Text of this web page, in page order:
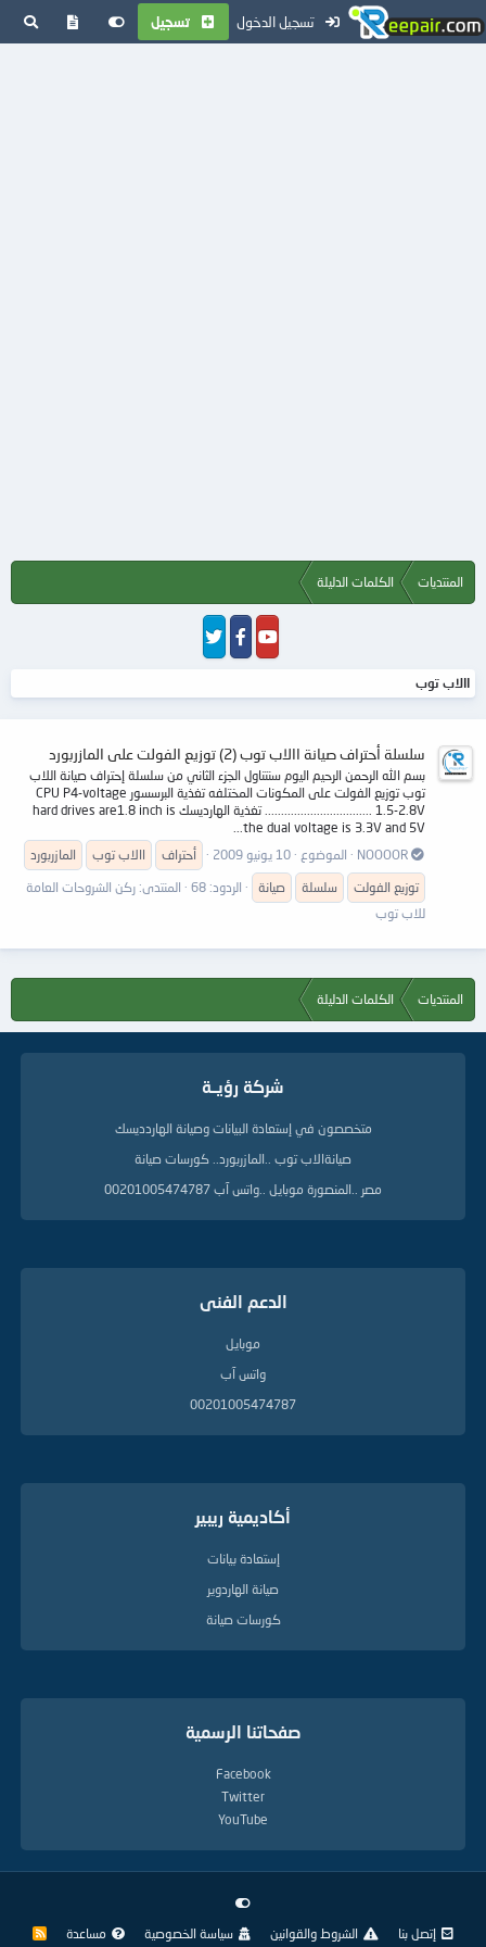
تسجيل الدخول تسجيل
المنتديات الكلمات الدليلة
االاب توب
سلسلة أحتراف صيانة االاب توب (2) توزيع الفولت على المازربورد
بسم الله الرحمن الرحيم اليوم سنتناول الجزء الثاني من سلسلة إحتراف صيانة اللاب
توب توزيع الفولت على المكونات المختلفه تغذية البرسسور CPU P4-voltage
1.5-2.8V ................................. تغذية الهارديسك hard drives are1.8 inch is
the dual voltage is 3.3V and 5V...
NOOOOR
الموضوع 10 يونيو 2009 أحتراف االاب توب
المازربورد
توزيع الفولت
سلسلة صيانة الردود: 68 المنتدى: ركن الشروحات العامة
للاب توب
المنتديات الكلمات الدليلة
شركة رؤيــة
متخصصون في إستعادة البيانات وصيانة الهاردديسك
صيانةالاب توب ..المازربورد.. كورسات صيانة
مصر ..المنصورة موبايل ..واتس آب 00201005474787
الدعم الفنى
موبايل
واتس آب
00201005474787
أكاديمية ريبير
إستعادة بيانات
صيانة الهاردوير
كورسات صيانة
صفحاتنا الرسمية
Facebook
Twitter
YouTube
إتصل بنا الشروط والقوانين سياسة الخصوصية مساعدة
R